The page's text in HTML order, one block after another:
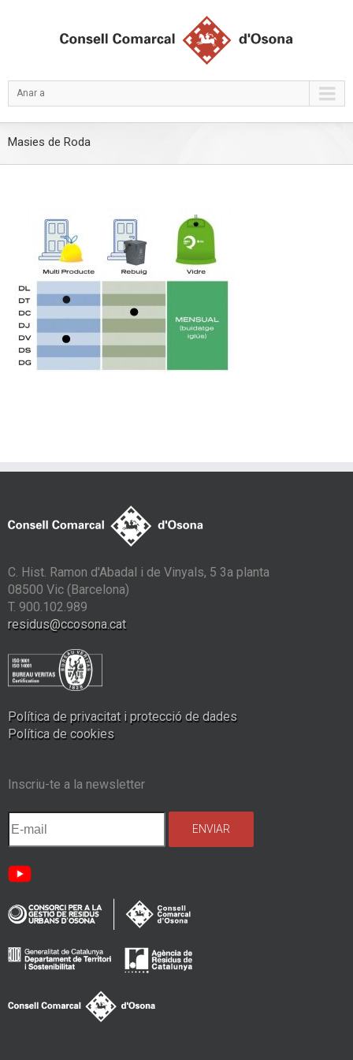
Anar a
Masies de Roda
C. Hist. Ramon d'Abadal i de Vinyals, 5 3a planta
08500 Vic (Barcelona)
T. 900.102.989
residus@ccosona.cat
Política de privacitat i protecció de dades
Política de cookies
Inscriu-te a la newsletter